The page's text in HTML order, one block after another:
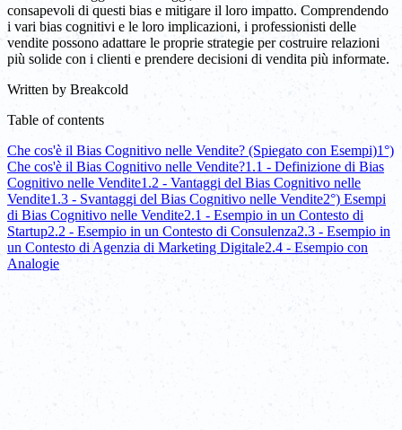
consapevoli di questi bias e mitigare il loro impatto. Comprendendo
i vari bias cognitivi e le loro implicazioni, i professionisti delle
vendite possono adattare le proprie strategie per costruire relazioni
più solide con i clienti e prendere decisioni di vendita più informate.
Written by Breakcold
Table of contents
Che cos'è il Bias Cognitivo nelle Vendite? (Spiegato con Esempi)1°)
Che cos'è il Bias Cognitivo nelle Vendite?1.1 - Definizione di Bias
Cognitivo nelle Vendite1.2 - Vantaggi del Bias Cognitivo nelle
Vendite1.3 - Svantaggi del Bias Cognitivo nelle Vendite2°) Esempi
di Bias Cognitivo nelle Vendite2.1 - Esempio in un Contesto di
Startup2.2 - Esempio in un Contesto di Consulenza2.3 - Esempio in
un Contesto di Agenzia di Marketing Digitale2.4 - Esempio con
Analogie